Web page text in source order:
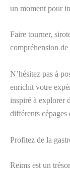
un moment pour
Faire tourner,
compréhension
N’hésitez pas à
enrichit votre
inspiré à explorer
différents cépages
Profitez de la
Reims est un